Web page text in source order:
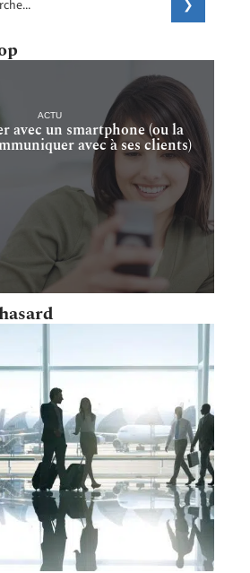
ACTU
avec un smartphone (ou la
avec à ses clients)